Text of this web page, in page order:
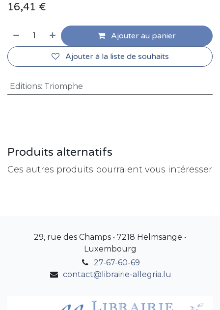
16,41 €
Ajouter au panier
Ajouter à la liste de souhaits
Editions: Triomphe
Produits alternatifs
Ces autres produits pourraient vous intéresser
29, rue des Champs • 7218 Helmsange •
Luxembourg
27-67-60-69
contact@librairie-allegria.lu